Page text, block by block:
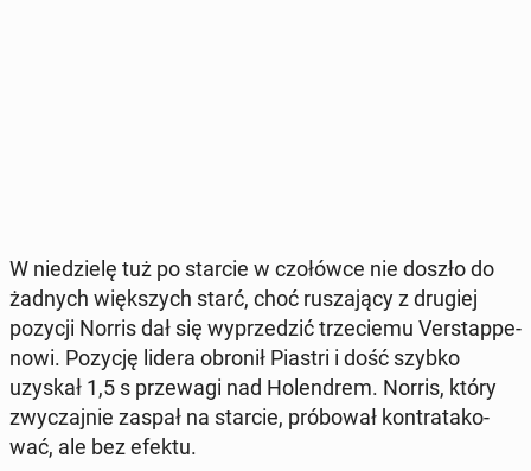
W nie­dzie­lę tuż po starcie w czo­łów­ce nie doszło do
żadnych więk­szych starć, choć ru­sza­ją­cy z drugiej
pozycji Norris dał się wy­prze­dzić trze­cie­mu Ver­stap­pe­
no­wi. Pozycję lidera obronił Piastri i dość szybko
uzyskał 1,5 s prze­wa­gi nad Ho­len­drem. Norris, który
zwy­czaj­nie zaspał na starcie, pró­bo­wał kontr­ata­ko­
wać, ale bez efektu.